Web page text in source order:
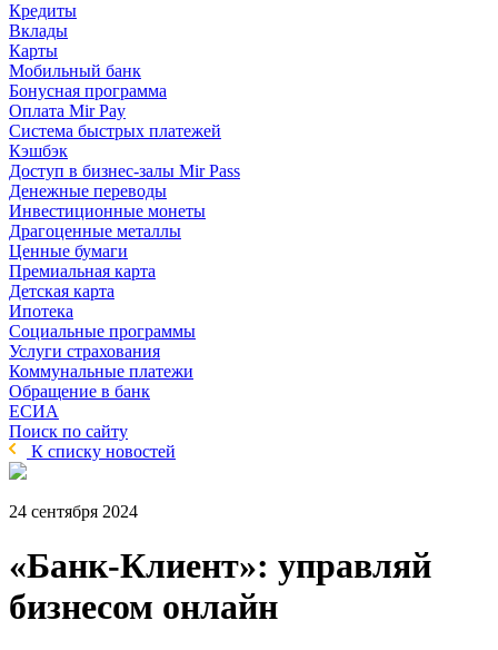
Кредиты
Вклады
Карты
Мобильный банк
Бонусная программа
Оплата Mir Pay
Система быстрых платежей
Кэшбэк
Доступ в бизнес-залы Mir Pass
Денежные переводы
Инвестиционные монеты
Драгоценные металлы
Ценные бумаги
Премиальная карта
Детская карта
Ипотека
Социальные программы
Услуги страхования
Коммунальные платежи
Обращение в банк
ЕСИА
Поиск по сайту
К списку новостей
24 сентября 2024
«Банк-Клиент»: управляй
бизнесом онлайн